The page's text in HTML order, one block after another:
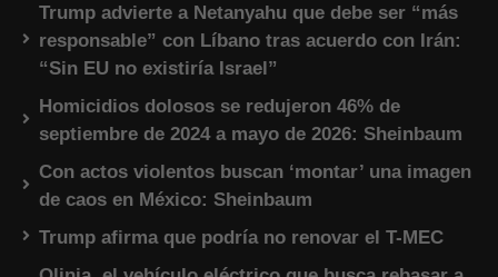
Trump advierte a Netanyahu que debe ser “más
responsable” con Líbano tras acuerdo con Irán:
“Sin EU no existiría Israel”
Homicidios dolosos se redujeron 46% de
septiembre de 2024 a mayo de 2026: Sheinbaum
Con actos violentos buscan ‘montar’ una imagen
de caos en México: Sheinbaum
Trump afirma que podría no renovar el T-MEC